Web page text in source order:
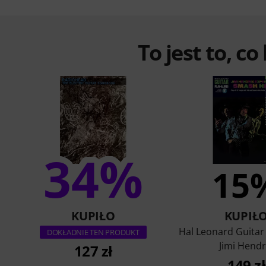
To jest to,
34%
KUPIŁO
DOKŁADNIE TEN PRODUKT
127 zł
Hal Leonard Guitar
Jimi